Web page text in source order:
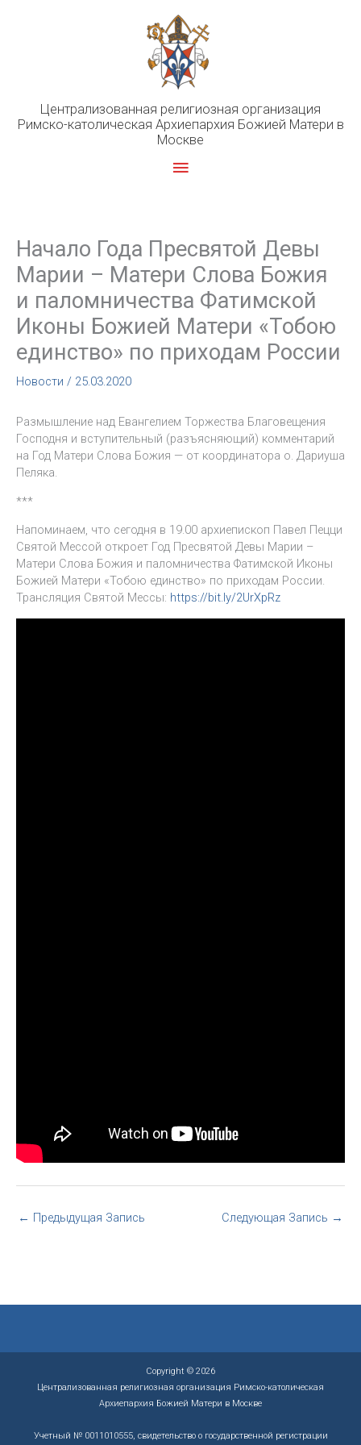
Централизованная религиозная организация
Римско-католическая Архиепархия Божией Матери в
Москве
Главное
Начало Года Пресвятой Девы
Марии – Матери Слова Божия
и паломничества Фатимской
Иконы Божией Матери «Тобою
единство» по приходам России
Новости / 25.03.2020
Размышление над Евангелием Торжества Благовещения
Господня и вступительный (разъясняющий) комментарий
на Год Матери Слова Божия — от координатора о. Дариуша
Пеляка.
***
Напоминаем, что сегодня в 19.00 архиепископ Павел Пецци
Святой Мессой откроет Год Пресвятой Девы Марии –
Матери Слова Божия и паломничества Фатимской Иконы
Божией Матери «Тобою единство» по приходам России.
Трансляция Святой Мессы: https://bit.ly/2UrXpRz
← Предыдущая Запись Следующая Запись →
Copyright © 2026
Централизованная религиозная организация Римско-католическая
Архиепархия Божией Матери в Москве
Учетный № 0011010555, свидетельство о государственной регистрации